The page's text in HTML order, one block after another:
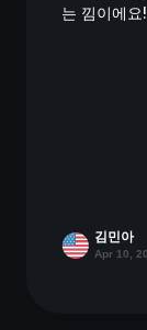
는 낌이에요!
김민아
Apr 10,